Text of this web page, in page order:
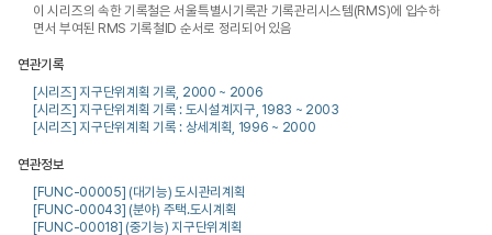
이 시리즈의 속한 기록철은 서울특별시기록관 기록관리시스템(RMS)에 입수하
면서 부여된 RMS 기록철ID 순서로 정리되어 있음
연관기록
[시리즈] 지구단위계획 기록, 2000 ~ 2006
[시리즈] 지구단위계획 기록 : 도시설계지구, 1983 ~ 2003
[시리즈] 지구단위계획 기록 : 상세계획, 1996 ~ 2000
연관정보
[FUNC-00005] (대기능) 도시관리계획
[FUNC-00043] (분야) 주택.도시계획
[FUNC-00018] (중기능) 지구단위계획